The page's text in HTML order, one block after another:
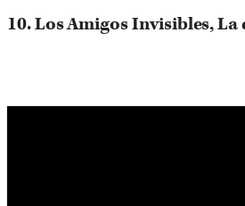
10. Los Amigos Invisibles, La